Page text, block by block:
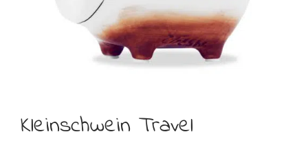
Kleinschwein Travel